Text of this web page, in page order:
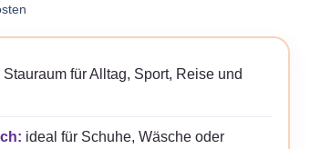
für Alltag, Sport, Reise und
ideal für Schuhe, Wäsche oder